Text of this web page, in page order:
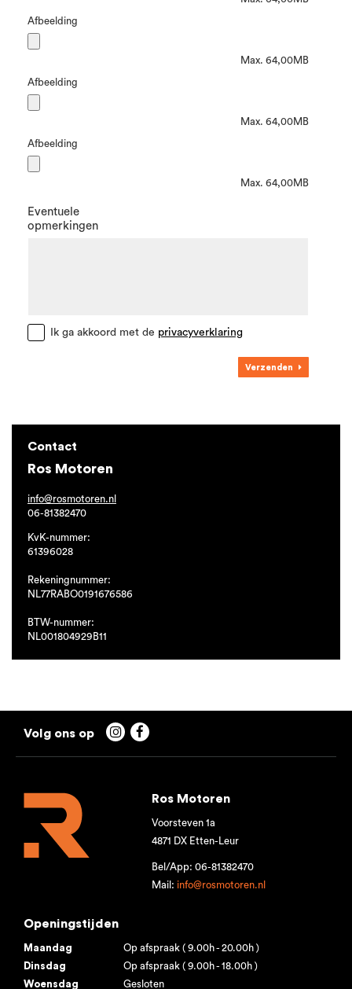
Afbeelding
Max. 64,00MB
Afbeelding
Max. 64,00MB
Afbeelding
Max. 64,00MB
Eventuele
opmerkingen
Ik ga akkoord met de privacyverklaring
Verzenden
Contact
Ros Motoren
info@rosmotoren.nl
06-81382470
KvK-nummer:
61396028
Rekeningnummer:
NL77RABO0191676586
BTW-nummer:
NL001804929B11
 
Ros Motoren
Voorsteven 1a
4871 DX Etten-Leur
Bel/App: 06-81382470
Mail: info@rosmotoren.nl
Openingstijden
Maandag
Op afspraak ( 9.00h - 20.00h )
Dinsdag
Op afspraak ( 9.00h - 18.00h )
Woensdag
Gesloten